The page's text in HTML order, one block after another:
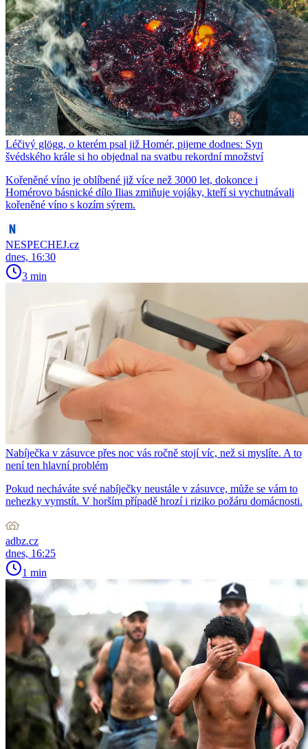
Léčivý glögg, o kterém psal již Homér, pijeme dodnes: Syn
švédského krále si ho objednal na svatbu rekordní množství
Kořeněné víno je oblíbené již více než 3000 let, dokonce i
Homérovo básnické dílo Ilias zmiňuje vojáky, kteří si vychutnávali
kořeněné víno s kozím sýrem.
NESPECHEJ.cz
dnes, 16:30
3 min
Nabíječka v zásuvce přes noc vás ročně stojí víc, než si myslíte. A to
není ten hlavní problém
Pokud necháváte své nabíječky neustále v zásuvce, může se vám to
nehezky vymstít. V horším případě hrozí i riziko požáru domácnosti.
adbz.cz
dnes, 16:25
1 min